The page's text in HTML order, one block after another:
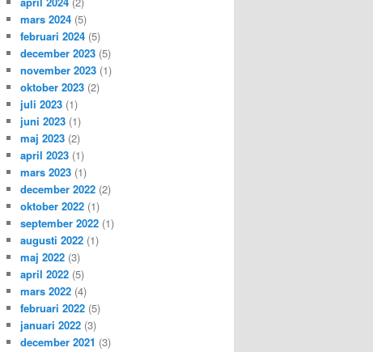
mars 2024 (5)
februari 2024 (5)
december 2023 (5)
november 2023 (1)
oktober 2023 (2)
juli 2023 (1)
juni 2023 (1)
maj 2023 (2)
april 2023 (1)
mars 2023 (1)
december 2022 (2)
oktober 2022 (1)
september 2022 (1)
augusti 2022 (1)
maj 2022 (3)
april 2022 (5)
mars 2022 (4)
februari 2022 (5)
januari 2022 (3)
december 2021 (3)